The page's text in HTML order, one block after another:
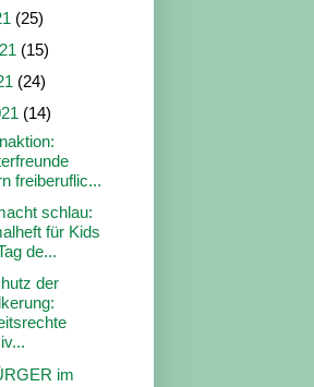
(25)
(15)
(24)
(14)
freiberuflic...
schlau:
für Kids
de...
der
im